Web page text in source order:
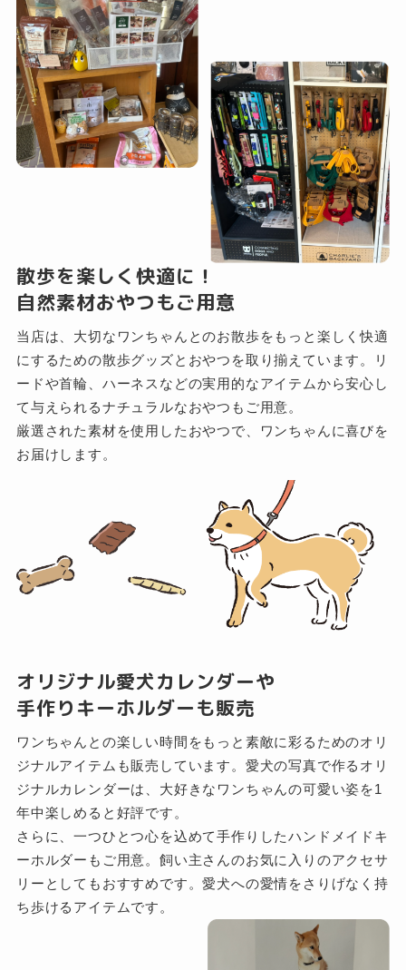
散歩を楽しく快適に！
自然素材おやつもご用意
当店は、大切なワンちゃんとのお散歩をもっと楽しく快適
にするための散歩グッズとおやつを取り揃えています。リ
ードや首輪、ハーネスなどの実用的なアイテムから安心し
て与えられるナチュラルなおやつもご用意。
厳選された素材を使用したおやつで、ワンちゃんに喜びを
お届けします。
オリジナル愛犬カレンダーや
手作りキーホルダーも販売
ワンちゃんとの楽しい時間をもっと素敵に彩るためのオリ
ジナルアイテムも販売しています。愛犬の写真で作るオリ
ジナルカレンダーは、大好きなワンちゃんの可愛い姿を1
年中楽しめると好評です。
さらに、一つひとつ心を込めて手作りしたハンドメイドキ
ーホルダーもご用意。飼い主さんのお気に入りのアクセサ
リーとしてもおすすめです。愛犬への愛情をさりげなく持
ち歩けるアイテムです。